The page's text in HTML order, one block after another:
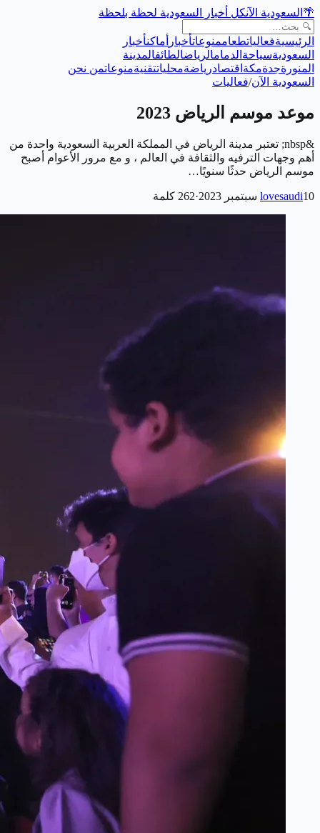
🌴 السعودية الآنكل أخبار السعودية لحظة بلحظة
الرئيسيةفعالياتطعاممنوعاتأخبار أماكنأخبار
السعوديةسياحة الدمامالرياضالطائفالمدينة
المنورةجدةمكة اقتصادرياضةمحلياتتقنيةمنوعاتمن نحن
السعودية الآن/فعاليات
موعد موسم الرياض 2023
&nbsp; تعتبر مدينة الرياض في المملكة العربية السعودية واحدة من
أهم وجهات الترفيه والثقافة في العالم ، و مع مرور الأعوام أصبح
موسم الرياض حدثًا سنويًا…
lovesaudi10 سبتمبر 2023 ·
262 كلمة